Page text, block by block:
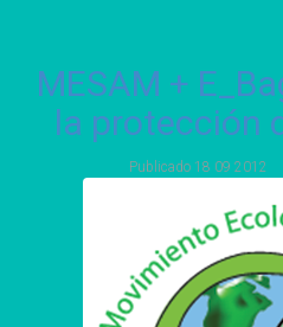
MESAM +
la protección
Publicado 18 09 2012